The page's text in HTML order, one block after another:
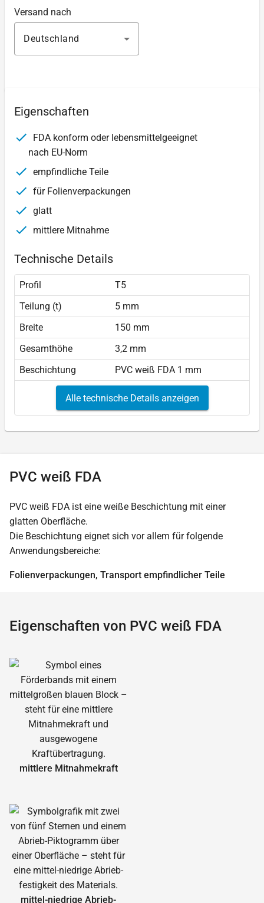
Versand nach
Deutschland
Eigenschaften
FDA konform oder lebensmittelgeeignet
nach EU-Norm
empfindliche Teile
für Folienverpackungen
glatt
mittlere Mitnahme
Technische Details
Profil
T5
Teilung (t)
5 mm
Breite
150 mm
Gesamthöhe
3,2 mm
Beschichtung
PVC weiß FDA 1 mm
Alle technische Details anzeigen
PVC weiß FDA
PVC weiß FDA ist eine weiße Beschichtung mit einer
glatten Oberfläche.
Die Beschichtung eignet sich vor allem für folgende
Anwendungsbereiche:
Folienverpackungen, Transport empfindlicher Teile
Eigenschaften von PVC weiß FDA
mittlere Mitnahmekraft
mittel-niedrige Abrieb­